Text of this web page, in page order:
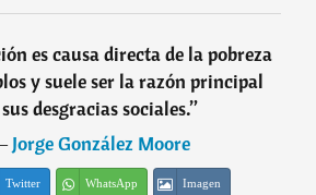
es causa directa de la pobreza
y suele ser la razón principal
desgracias sociales.”
Jorge González Moore
Twitter WhatsApp Imagen